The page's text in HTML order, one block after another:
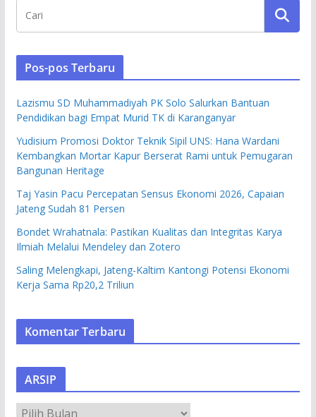
Pos-pos Terbaru
Lazismu SD Muhammadiyah PK Solo Salurkan Bantuan
Pendidikan bagi Empat Murid TK di Karanganyar
Yudisium Promosi Doktor Teknik Sipil UNS: Hana Wardani
Kembangkan Mortar Kapur Berserat Rami untuk Pemugaran
Bangunan Heritage
Taj Yasin Pacu Percepatan Sensus Ekonomi 2026, Capaian
Jateng Sudah 81 Persen
Bondet Wrahatnala: Pastikan Kualitas dan Integritas Karya
Ilmiah Melalui Mendeley dan Zotero
Saling Melengkapi, Jateng-Kaltim Kantongi Potensi Ekonomi
Kerja Sama Rp20,2 Triliun
Komentar Terbaru
ARSIP